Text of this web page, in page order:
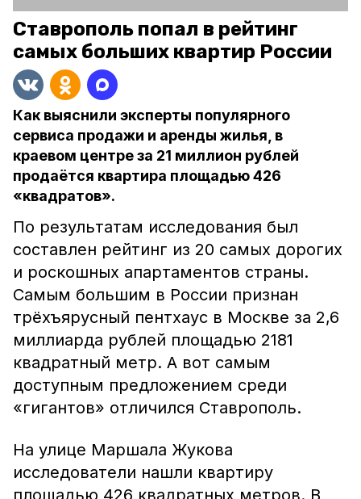
Ставрополь попал в рейтинг
самых больших квартир России
Как выяснили эксперты популярного
сервиса продажи и аренды жилья, в
краевом центре за 21 миллион рублей
продаётся квартира площадью 426
«квадратов».
По результатам исследования был
составлен рейтинг из 20 самых дорогих
и роскошных апартаментов страны.
Самым большим в России признан
трёхъярусный пентхаус в Москве за 2,6
миллиарда рублей площадью 2181
квадратный метр. А вот самым
доступным предложением среди
«гигантов» отличился Ставрополь.
На улице Маршала Жукова
исследователи нашли квартиру
площадью 426 квадратных метров. В